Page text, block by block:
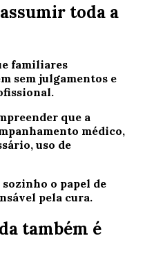
toda a
familiares
sem julgamentos e
que a
médico,
uso de
o papel de
pela cura.
também é